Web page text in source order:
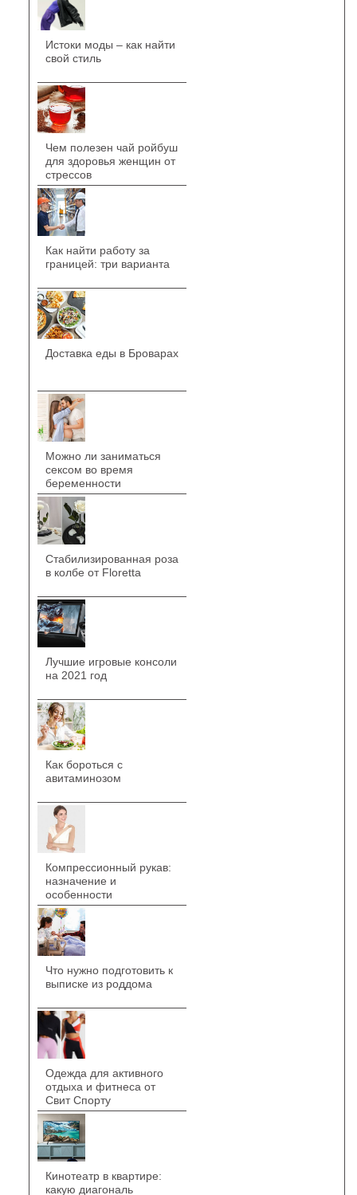
Истоки моды – как найти
свой стиль
Чем полезен чай ройбуш
для здоровья женщин от
стрессов
Как найти работу за
границей: три варианта
Доставка еды в Броварах
Можно ли заниматься
сексом во время
беременности
Стабилизированная роза
в колбе от Floretta
Лучшие игровые консоли
на 2021 год
Как бороться с
авитаминозом
Компрессионный рукав:
назначение и
особенности
Что нужно подготовить к
выписке из роддома
Одежда для активного
отдыха и фитнеса от
Свит Спорту
Кинотеатр в квартире:
какую диагональ